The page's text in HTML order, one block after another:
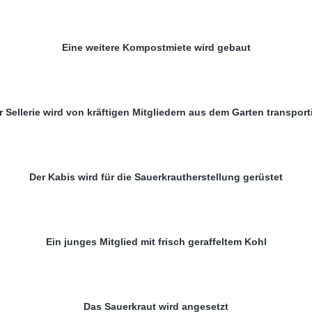
Eine weitere Kompostmiete wird gebaut
Sellerie wird von kräftigen Mitgliedern aus dem Garten
Der Kabis wird für die Sauerkrautherstellung gerüstet
Ein junges Mitglied mit frisch geraffeltem Kohl
Das Sauerkraut wird angesetzt